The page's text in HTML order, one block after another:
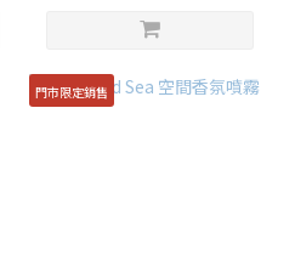
門市限定銷售